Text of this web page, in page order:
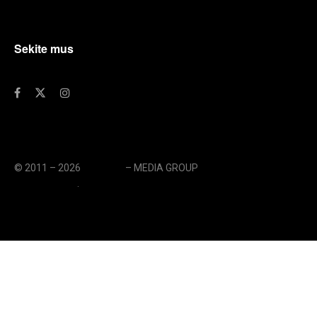
Sekite mus
© 2011 – 2026 – MEDIA GROUP
.